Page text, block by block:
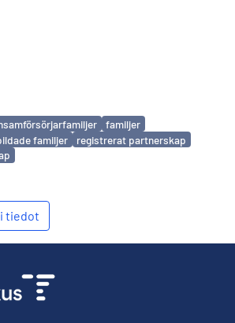
familjer
familjer
registrerat partnerskap
tiedot